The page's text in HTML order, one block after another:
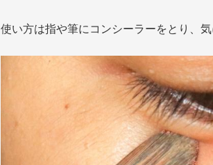
使い方は指や筆にコンシーラーをとり、